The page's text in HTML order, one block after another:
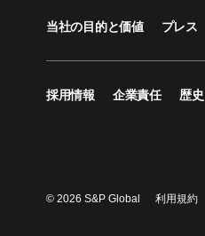
当社の目的と価値 プレス
採用情報 企業責任 歴史
© 2026 S&P Global 利用規約